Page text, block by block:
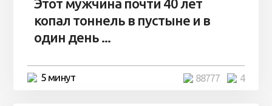
Этот мужчина почти 40 лет
копал тоннель в пустыне и в
один день ...
5 минут 4
88777